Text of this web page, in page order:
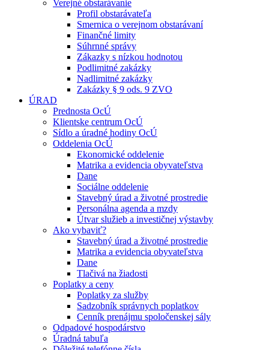
Verejné obstarávanie
Profil obstarávateľa
Smernica o verejnom obstarávaní
Finančné limity
Súhrnné správy
Zákazky s nízkou hodnotou
Podlimitné zakázky
Nadlimitné zakázky
Zakázky § 9 ods. 9 ZVO
ÚRAD
Prednosta OcÚ
Klientske centrum OcÚ
Sídlo a úradné hodiny OcÚ
Oddelenia OcÚ
Ekonomické oddelenie
Matrika a evidencia obyvateľstva
Dane
Sociálne oddelenie
Stavebný úrad a životné prostredie
Personálna agenda a mzdy
Útvar služieb a investičnej výstavby
Ako vybaviť?
Stavebný úrad a životné prostredie
Matrika a evidencia obyvateľstva
Dane
Tlačivá na žiadosti
Poplatky a ceny
Poplatky za služby
Sadzobník správnych poplatkov
Cenník prenájmu spoločenskej sály
Odpadové hospodárstvo
Úradná tabuľa